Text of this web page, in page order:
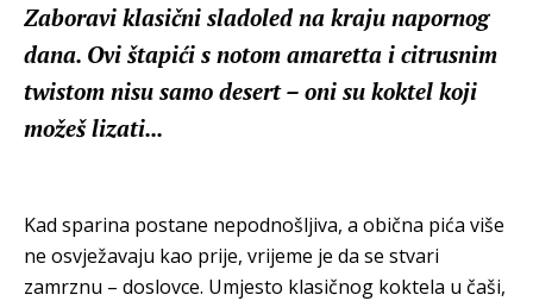
Zaboravi klasični sladoled na kraju napornog
dana. Ovi štapići s notom amaretta i citrusnim
twistom nisu samo desert – oni su koktel koji
možeš lizati...
Kad sparina postane nepodnošljiva, a obična pića više
ne osvježavaju kao prije, vrijeme je da se stvari
zamrznu – doslovce. Umjesto klasičnog koktela u čaši,